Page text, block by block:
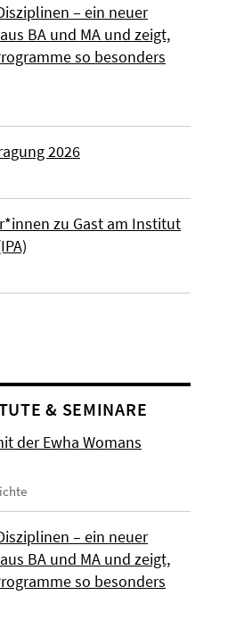
– ein neuer
BA und MA und zeigt,
so besonders
2026
zu Gast am Institut
& SEMINARE
der Ewha Womans
– ein neuer
BA und MA und zeigt,
so besonders